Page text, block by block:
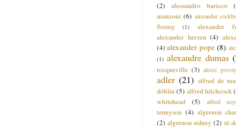
(2)
alessandro baricco
manzoni (6) alexander
fleming
(1) alexander
alexander herzen (4)
(4) alexander pope (8)
(1) alexandre dumas
tocqueville (3) alexis
adler (21) alfred de
döblin (5) alfred hitchcock
whitehead
(5) alfred
tennyson (4) algernon
(2) algernon sidney (2) ali